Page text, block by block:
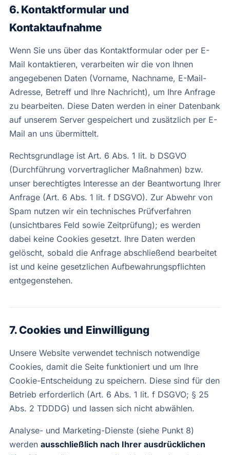
6. Kontaktformular und
Kontaktaufnahme
Wenn Sie uns über das Kontaktformular oder per E-
Mail kontaktieren, verarbeiten wir die von Ihnen
angegebenen Daten (Vorname, Nachname, E-Mail-
Adresse, Betreff und Ihre Nachricht), um Ihre Anfrage
zu bearbeiten. Diese Daten werden in einer Datenbank
auf unserem Server gespeichert und zusätzlich per E-
Mail an uns übermittelt.
Rechtsgrundlage ist Art. 6 Abs. 1 lit. b DSGVO
(Durchführung vorvertraglicher Maßnahmen) bzw.
unser berechtigtes Interesse an der Beantwortung Ihrer
Anfrage (Art. 6 Abs. 1 lit. f DSGVO). Zur Abwehr von
Spam nutzen wir ein technisches Prüfverfahren
(unsichtbares Feld sowie Zeitprüfung); es werden
dabei keine Cookies gesetzt. Ihre Daten werden
gelöscht, sobald die Anfrage abschließend bearbeitet
ist und keine gesetzlichen Aufbewahrungspflichten
entgegenstehen.
7. Cookies und Einwilligung
Unsere Website verwendet technisch notwendige
Cookies, damit die Seite funktioniert und um Ihre
Cookie-Entscheidung zu speichern. Diese sind für den
Betrieb erforderlich (Art. 6 Abs. 1 lit. f DSGVO; § 25
Abs. 2 TDDDG) und lassen sich nicht abwählen.
Analyse- und Marketing-Dienste (siehe Punkt 8)
werden ausschließlich nach Ihrer ausdrücklichen